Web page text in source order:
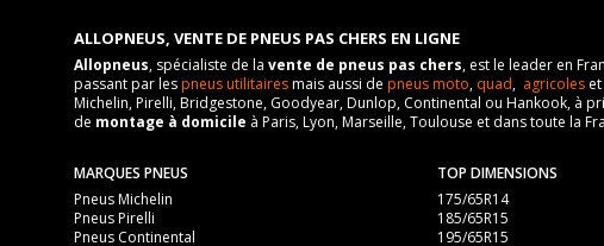
ALLOPNEUS, VENTE DE PNEUS PAS CHERS EN LIGNE
Allopneus, spécialiste de la vente de pneus pas chers, est le leader en
passant par lespneus utilitairesmais aussi de pneus moto, quad, agricoles et
Michelin, Pirelli, Bridgestone, Goodyear, Dunlop, Continental ou Hankook, à
de montage à domicile à Paris, Lyon, Marseille, Toulouse et dans toute la
MARQUES PNEUS
Pneus Michelin
Pneus Pirelli
Pneus Continental
TOP DIMENSIONS
175/65R14
185/65R15
195/65R15